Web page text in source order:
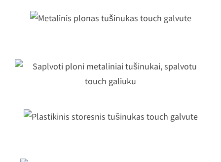
Metalinis plonas tušinukas touch
Saplvoti ploni metaliniai tušinukai,
spalvotu touch galiuku
Plastikinis storesnis tušinukas touch